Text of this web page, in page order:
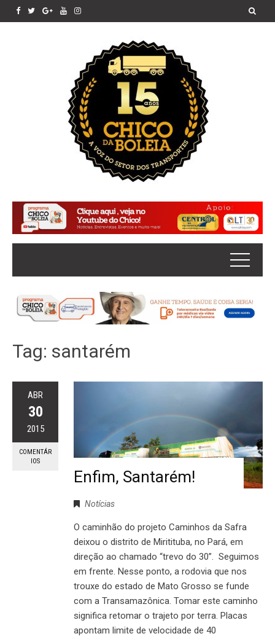
Tag: santarém
ABR
30
2015
COMENTÁR
IOS
Enfim, Santarém!
Notícias
O caminhão do projeto Caminhos da Safra
deixou o distrito de Miritituba, no Pará, em
direção ao chamado “trevo do 30”. Seguimos
em frente. Nesse ponto, a rodovia que nos
trouxe do estado de Mato Grosso se funde
com a Transamazônica. Tomar este caminho
significa retomar o trajeto por terra. Placas
apontam limite de velocidade de 40